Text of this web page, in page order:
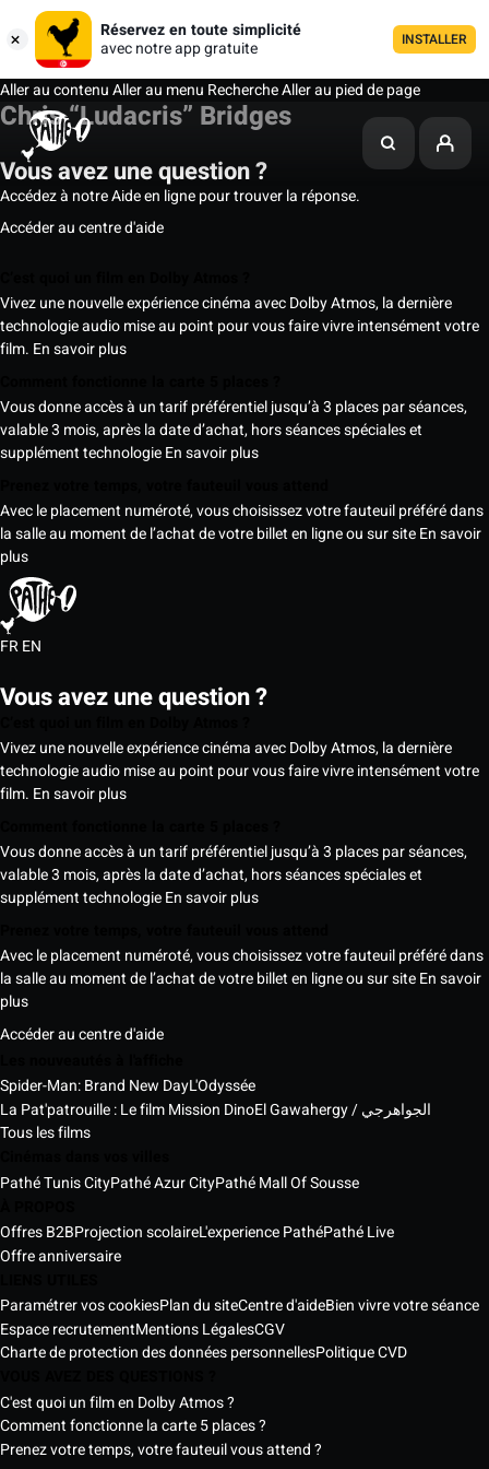
Réservez en toute simplicité
avec notre app gratuite
INSTALLER
Aller au contenuAller au menu RechercheAller au pied de page
Chris “Ludacris” Bridges
Vous avez une question ?
Accédez à notre Aide en ligne pour trouver la réponse.
Accéder au centre d'aide
Vivez une nouvelle expérience cinéma avec Dolby Atmos, la dernière
technologie audio mise au point pour vous faire vivre intensément votre
film. En savoir plus
Vous donne accès à un tarif préférentiel jusqu’à 3 places par séances,
valable 3 mois, après la date d’achat, hors séances spéciales et
supplément technologieEn savoir plus
Avec le placement numéroté, vous choisissez votre fauteuil préféré dans
la salle au moment de l’achat de votre billet en ligne ou sur siteEn savoir
plus
FREN
Vous avez une question ?
Vivez une nouvelle expérience cinéma avec Dolby Atmos, la dernière
technologie audio mise au point pour vous faire vivre intensément votre
film. En savoir plus
Vous donne accès à un tarif préférentiel jusqu’à 3 places par séances,
valable 3 mois, après la date d’achat, hors séances spéciales et
supplément technologieEn savoir plus
Avec le placement numéroté, vous choisissez votre fauteuil préféré dans
la salle au moment de l’achat de votre billet en ligne ou sur siteEn savoir
plus
Accéder au centre d'aide
Spider-Man: Brand New DayL'Odyssée
La Pat'patrouille : Le film Mission Dino
El Gawahergy / الجواهرجي
Tous les films
Pathé Tunis CityPathé Azur CityPathé Mall Of Sousse
Offres B2BProjection scolaireL'experience PathéPathé Live
Offre anniversaire
Paramétrer vos cookiesPlan du siteCentre d'aideBien vivre votre séance
Espace recrutementMentions LégalesCGV
Charte de protection des données personnellesPolitique CVD
C'est quoi un film en Dolby Atmos ?
Comment fonctionne la carte 5 places ?
Prenez votre temps, votre fauteuil vous attend ?